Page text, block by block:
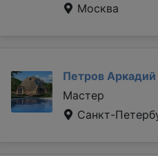
Москва
Петров Аркадий
Мастер
Санкт-